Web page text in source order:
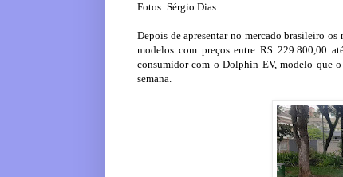
Fotos: Sérgio Dias
Depois de apresentar no mercado brasileiro
modelos com preços entre R$ 229.800,00
consumidor com o Dolphin EV, modelo que o
semana.